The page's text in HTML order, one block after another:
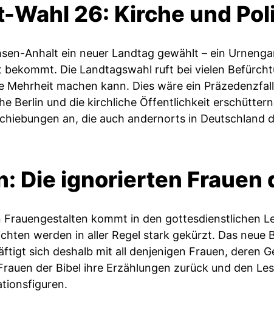
Wahl 26: Kirche und
Anhalt ein neuer Landtag gewählt – ein
Die Landtagswahl ruft bei vielen
Mehrheit machen kann. Dies wäre ein
Berlin und die kirchliche Öffentlichkeit
an, die auch andernorts in Deutschland
Die ignorierten Frauen
kommt in den gottesdienstlichen
werden in aller Regel stark gekürzt. Das neue
sich deshalb mit all denjenigen Frauen, deren
der Bibel ihre Erzählungen zurück und den